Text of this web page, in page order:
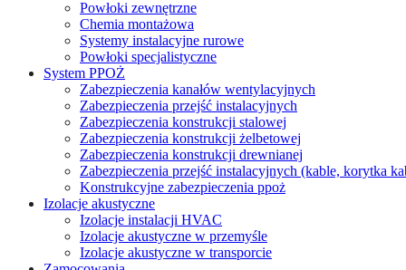
Powłoki zewnętrzne
Chemia montażowa
Systemy instalacyjne rurowe
Powłoki specjalistyczne
System PPOŻ
Zabezpieczenia kanałów wentylacyjnych
Zabezpieczenia przejść instalacyjnych
Zabezpieczenia konstrukcji stalowej
Zabezpieczenia konstrukcji żelbetowej
Zabezpieczenia konstrukcji drewnianej
Zabezpieczenia przejść instalacyjnych (kable, korytka
Konstrukcyjne zabezpieczenia ppoż
Izolacje akustyczne
Izolacje instalacji HVAC
Izolacje akustyczne w przemyśle
Izolacje akustyczne w transporcie